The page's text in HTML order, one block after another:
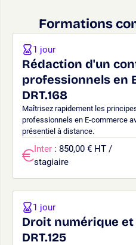
Formations
Rédaction d'un
professionnels en
DRT.168
Maîtrisez rapidement les
professionnels en E-commerce
présentiel à distance.
1 jour
Inter : 850,00 € HT /
stagiaire
Droit numérique
DRT.125
1 jour